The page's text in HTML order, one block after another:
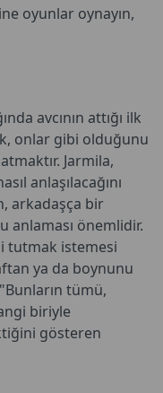
oyunlar oynayın,
avcının attığı ilk
onlar gibi olduğunu
Jarmila,
anlaşılacağını
arkadaşça bir
anlaması önemlidir.
tutmak istemesi
ya da boynunu
tümü,
biriyle
gösteren